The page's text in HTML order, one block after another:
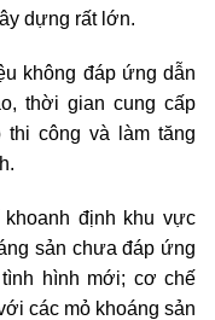
dựng rất lớn.
không đáp ứng dẫn
thời gian cung cấp
công và làm tăng
định khu vực
sản chưa đáp ứng
hình mới; cơ chế
các mỏ khoáng sản